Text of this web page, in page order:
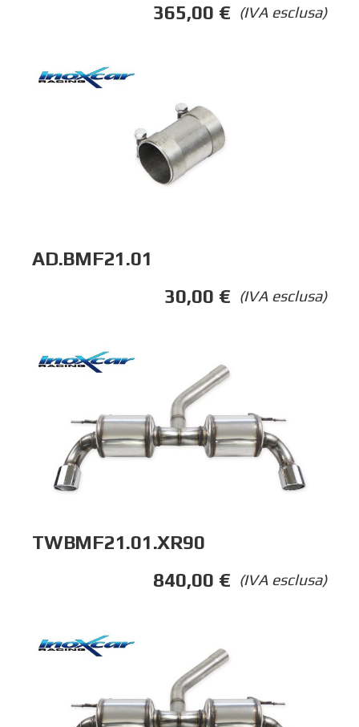
(IVA esclusa)
365,00 €
AD.BMF21.01
(IVA esclusa)
30,00 €
TWBMF21.01.XR90
(IVA esclusa)
840,00 €